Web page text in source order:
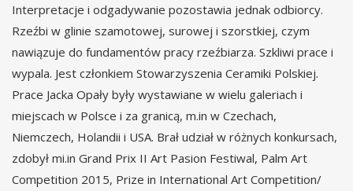
Interpretacje i odgadywanie pozostawia jednak odbiorcy.
Rzeźbi w glinie szamotowej, surowej i szorstkiej, czym
nawiązuje do fundamentów pracy rzeźbiarza. Szkliwi prace i
wypala. Jest członkiem Stowarzyszenia Ceramiki Polskiej.
Prace Jacka Opały były wystawiane w wielu galeriach i
miejscach w Polsce i za granicą, m.in w Czechach,
Niemczech, Holandii i USA. Brał udział w różnych konkursach,
zdobył mi.in Grand Prix II Art Pasion Festiwal, Palm Art
Competition 2015, Prize in International Art Competition/